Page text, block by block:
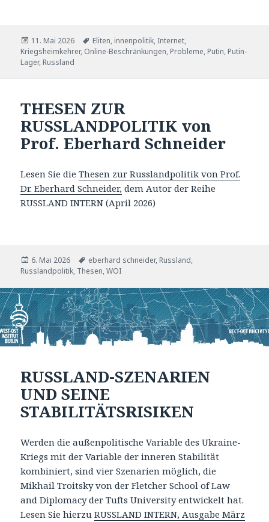
Veröffentlicht
am
11. Mai 2026 Tags
Eliten, innenpolitik, Internet,
Kriegsheimkehrer, Online-Beschränkungen, Probleme, Putin, Putin-
Lager, Russland
THESEN ZUR
RUSSLANDPOLITIK von
Prof. Eberhard Schneider
Lesen Sie dieThesen zur Russlandpolitik von Prof.
Dr. Eberhard Schneider, dem Autor der Reihe
RUSSLAND INTERN (April 2026)
Veröffentlicht
am
6. Mai 2026 Tags
eberhard schneider, Russland,
Russlandpolitik, Thesen,WOI
RUSSLAND-SZENARIEN
UND SEINE
STABILITÄTSRISIKEN
Werden die außenpolitische Variable des Ukraine-
Kriegs mit der Variable der inneren Stabilität
kombiniert, sind vier Szenarien möglich, die
Mikhail Troitsky von der Fletcher School of Law
and Diplomacy der Tufts University entwickelt hat.
Lesen Sie hierzuRUSSLAND INTERN, Ausgabe März